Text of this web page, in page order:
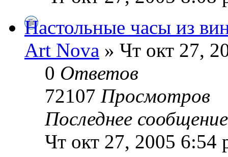
Настольные часы из
Art Nova » Чт окт 27,
0 Ответов
72107 Просмотров
Последнее
Чт окт 27, 2005 6:54